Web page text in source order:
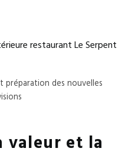
préparation des nouvelles
valeur et la